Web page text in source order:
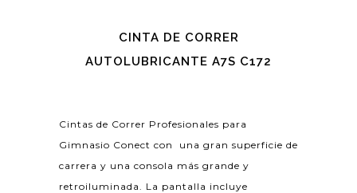
CINTA DE CORRER
AUTOLUBRICANTE A7S C172
Cintas de Correr Profesionales para
Gimnasio Conect con una gran superficie de
carrera y una consola más grande y
retroiluminada. La pantalla incluye